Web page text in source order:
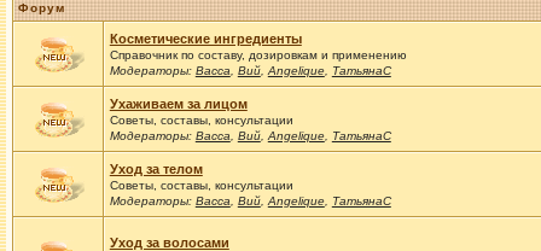
Форум
Косметические ингредиенты
Справочник по составу, дозировкам и применению
Модераторы: Васса Вий, Angelique, ТатьянаС
Ухаживаем за лицом
Советы, составы, консультации
Модераторы: Васса Вий, Angelique, ТатьянаС
Уход за телом
Советы, составы, консультации
Модераторы: Васса Вий, Angelique, ТатьянаС
Уход за волосами